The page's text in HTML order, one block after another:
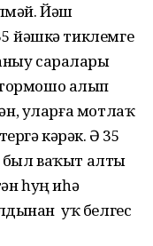
Йәш
йәшкә тиклемге
саралары
алып
уларға мотлаҡ
кәрәк. Ә 35
был ваҡыт алты
һуң иһә
уҡ белгес